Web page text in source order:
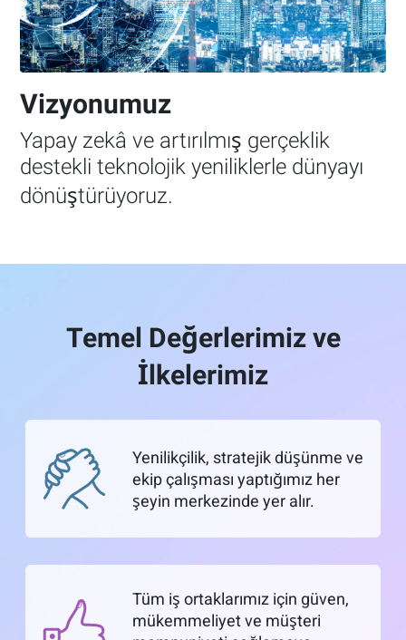
Vizyonumuz
Yapay zekâ ve artırılmış gerçeklik
destekli teknolojik yeniliklerle dünyayı
dönüştürüyoruz.
Temel Değerlerimiz ve
İlkelerimiz
Yenilikçilik, stratejik düşünme ve
ekip çalışması yaptığımız her
şeyin merkezinde yer alır.
Tüm iş ortaklarımız için güven,
mükemmeliyet ve müşteri